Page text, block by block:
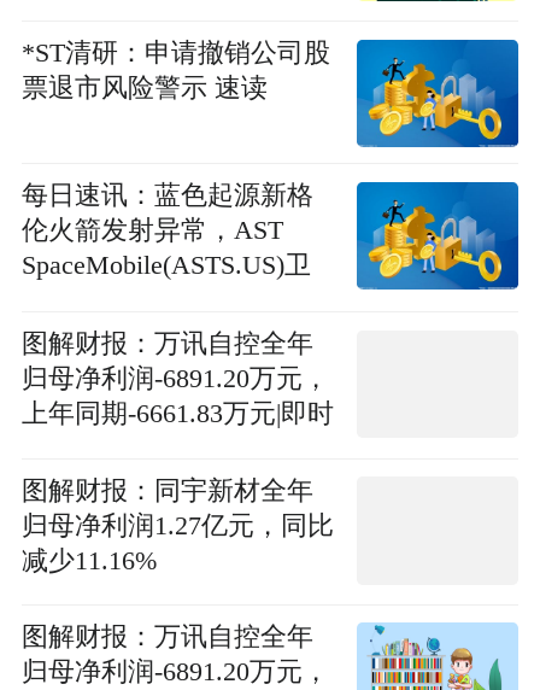
*ST清研：申请撤销公司股
票退市风险警示 速读
每日速讯：蓝色起源新格
伦火箭发射异常，AST
SpaceMobile(ASTS.US)卫
图解财报：万讯自控全年
归母净利润-6891.20万元，
上年同期-6661.83万元|即时
图解财报：同宇新材全年
归母净利润1.27亿元，同比
减少11.16%
图解财报：万讯自控全年
归母净利润-6891.20万元，